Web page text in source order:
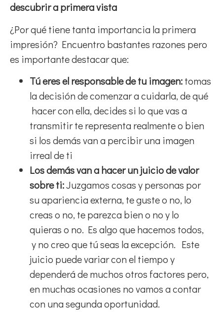
descubrir a primera vista
¿Por qué tiene tanta importancia la primera
impresión? Encuentro bastantes razones pero
es importante destacar que:
Tú eres el responsable de tu imagen:tomas
la decisión de comenzar a cuidarla, de qué
hacer con ella, decides si lo que vas a
transmitir te representa realmente o bien
si los demás van a percibir una imagen
irreal de ti
Los demás van a hacer un juicio de valor
sobre ti:Juzgamos cosas y personas por
su apariencia externa, te guste o no, lo
creas o no, te parezca bien o no y lo
quieras o no. Es algo que hacemos todos,
y no creo que tú seas la excepción. Este
juicio puede variar con el tiempo y
dependerá de muchos otros factores pero,
en muchas ocasiones no vamos a contar
con una segunda oportunidad.